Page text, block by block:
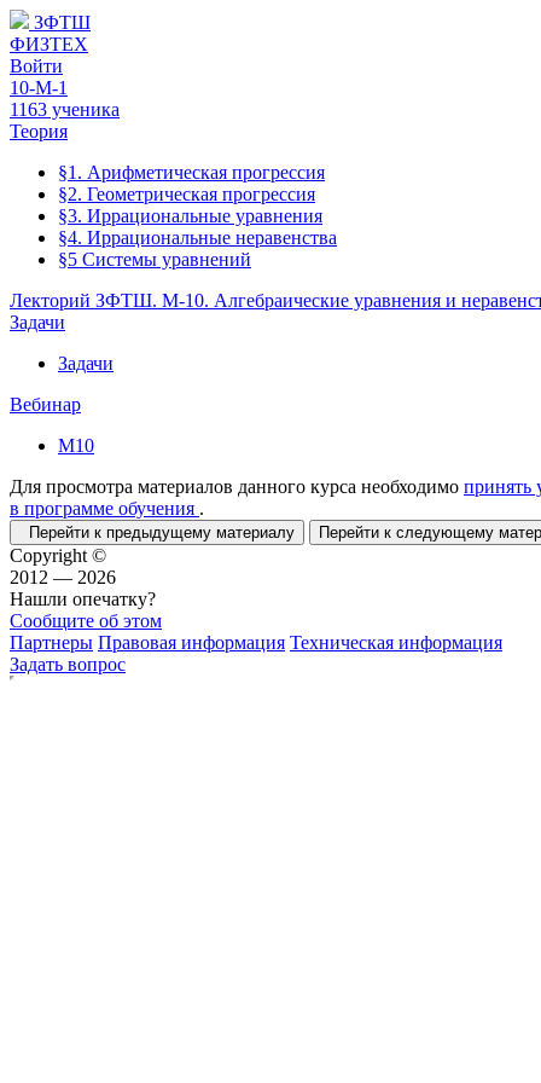
ЗФТШ
ФИЗТЕХ
Войти
10-М-1
1163 ученика
Теория
§1. Арифметическая прогрессия
§2. Геометрическая прогрессия
§3. Иррациональные уравнения
§4. Иррациональные неравенства
§5 Системы уравнений
Лекторий ЗФТШ. М-10. Алгебраические уравнения и
Задачи
Задачи
Вебинар
М10
Для просмотра материалов данного курса необходимо принять
в программе обучения .
Перейти к предыдущему материалу Перейти к следующему
Copyright ©
2012 — 2026
Нашли опечатку?
Сообщите об этом
Партнеры Правовая информация Техническая информация
Задать вопрос